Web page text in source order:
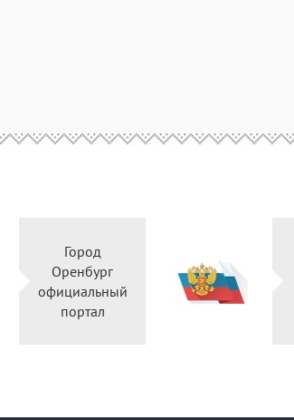
Город
Оренбург
официальный
портал